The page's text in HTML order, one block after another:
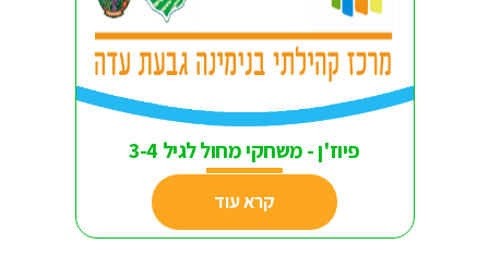
פיוז'ן - משחקי מחול לגיל 3-4
קרא עוד